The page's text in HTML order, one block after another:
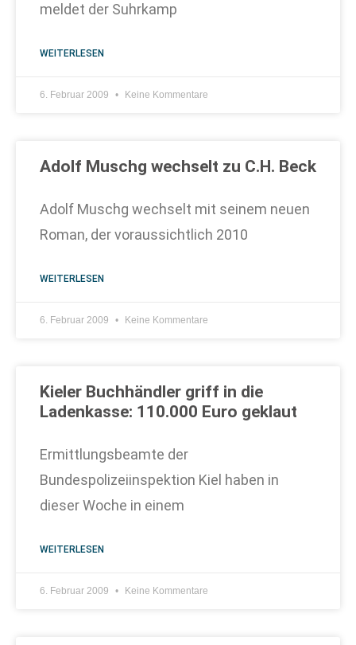
meldet der Suhrkamp
WEITERLESEN
6. Februar 2009 Keine Kommentare
Adolf Muschg wechselt zu C.H. Beck
Adolf Muschg wechselt mit seinem neuen
Roman, der voraussichtlich 2010
WEITERLESEN
6. Februar 2009 Keine Kommentare
Kieler Buchhändler griff in die
Ladenkasse: 110.000 Euro geklaut
Ermittlungsbeamte der
Bundespolizeiinspektion Kiel haben in
dieser Woche in einem
WEITERLESEN
6. Februar 2009 Keine Kommentare